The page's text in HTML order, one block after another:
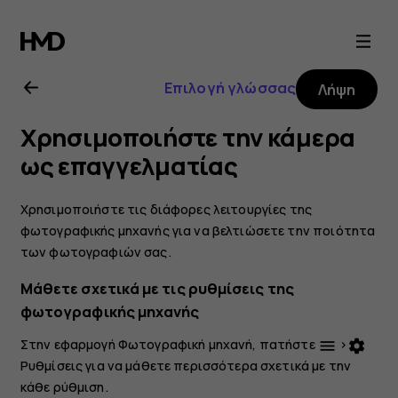
Οδηγίες
χρήσης
Nokia
2.1
Επιλογή γλώσσας Λήψη
Χρησιμοποιήστε την κάμερα
ως επαγγελματίας
Χρησιμοποιήστε τις διάφορες λειτουργίες της
φωτογραφικής μηχανής για να βελτιώσετε την ποιότητα
των φωτογραφιών σας.
Μάθετε σχετικά με τις ρυθμίσεις της
φωτογραφικής μηχανής
Στην εφαρμογή Φωτογραφική μηχανή, πατήστε menu > settings
Ρυθμίσειςγια να μάθετε περισσότερα σχετικά με την
κάθε ρύθμιση.